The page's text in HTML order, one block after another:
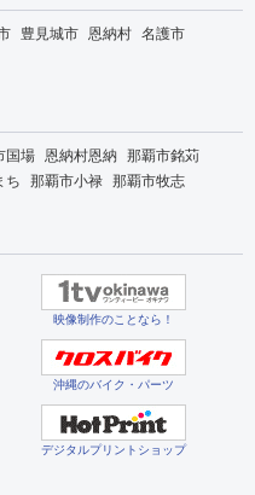
豊見城市 恩納村 名護市
国場 恩納村恩納 那覇市銘苅
ち 那覇市小禄 那覇市牧志
映像制作のことなら！
沖縄のバイク・パーツ
デジタルプリントショップ